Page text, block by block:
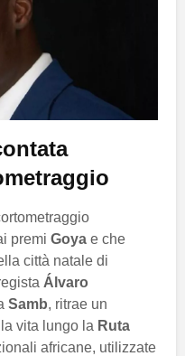
premi Goya e che
città natale di
Álvaro
Samb, ritrae un
vita lungo la Ruta
africane, utilizzate